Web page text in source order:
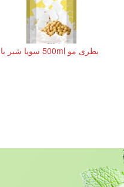
بطری مو 500ml سویا شیر با کوکو ژله